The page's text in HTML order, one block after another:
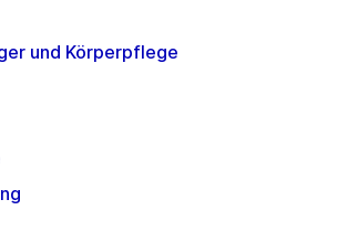
und Körperpflege